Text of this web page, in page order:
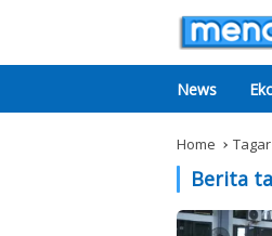
News
Home Tagar
Berita